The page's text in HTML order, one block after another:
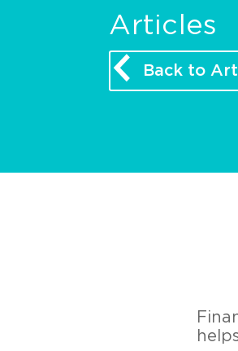
Articles
Back to